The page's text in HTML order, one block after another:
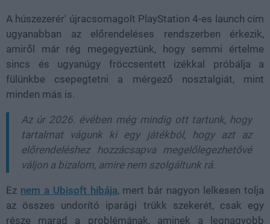
A húszezerér' újracsomagolt PlayStation 4-es launch cím
ugyanabban az előrendeléses rendszerben érkezik,
amiről már rég megegyeztünk, hogy semmi értelme
sincs és ugyanúgy fröccsentett izékkal próbálja a
fülünkbe csepegtetni a mérgező nosztalgiát, mint
minden más is.
Az úr 2026. évében még mindig ott tartunk, hogy
tartalmat vágunk ki egy játékból, hogy azt az
előrendeléshez hozzácsapva megelőlegezhetővé
váljon a bizalom, amire nem szolgáltunk rá.
Ez nem a Ubisoft hibája, mert bár nagyon lelkesen tolja
az összes undorító iparági trükk szekerét, csak egy
része marad a problémának, aminek a legnagyobb